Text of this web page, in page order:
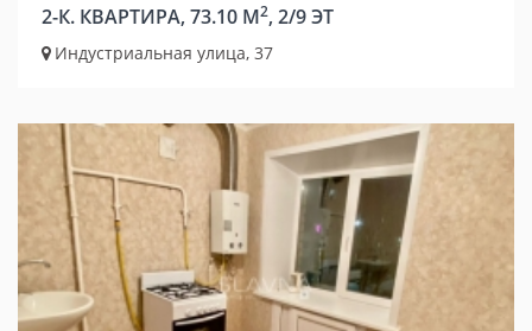
2-К. КВАРТИРА, 73.10 М2, 2/9 ЭТ
Индустриальная улица, 37